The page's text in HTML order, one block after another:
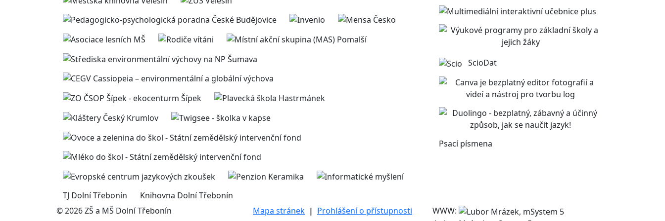
TJ Dolní Třebonín Knihovna Dolní Třebonín
ScioDat
Psací písmena
Mapa stránek | Prohlášení o přístupnosti
© 2026 ZŠ a MŠ Dolní Třebonín
WWW: